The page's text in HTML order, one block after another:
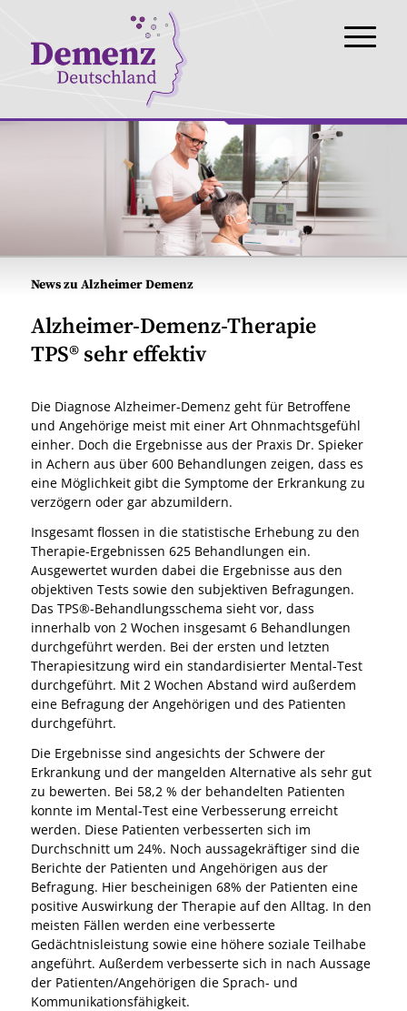
News zu Alzheimer Demenz
Alzheimer-Demenz-Therapie
TPS® sehr effektiv
Die Diagnose Alzheimer-Demenz geht für Betroffene
und Angehörige meist mit einer Art Ohnmachtsgefühl
einher. Doch die Ergebnisse aus der Praxis Dr. Spieker
in Achern aus über 600 Behandlungen zeigen, dass es
eine Möglichkeit gibt die Symptome der Erkrankung zu
verzögern oder gar abzumildern.
Insgesamt flossen in die statistische Erhebung zu den
Therapie-Ergebnissen 625 Behandlungen ein.
Ausgewertet wurden dabei die Ergebnisse aus den
objektiven Tests sowie den subjektiven Befragungen.
Das TPS®-Behandlungsschema sieht vor, dass
innerhalb von 2 Wochen insgesamt 6 Behandlungen
durchgeführt werden. Bei der ersten und letzten
Therapiesitzung wird ein standardisierter Mental-Test
durchgeführt. Mit 2 Wochen Abstand wird außerdem
eine Befragung der Angehörigen und des Patienten
durchgeführt.
Die Ergebnisse sind angesichts der Schwere der
Erkrankung und der mangelden Alternative als sehr gut
zu bewerten. Bei 58,2 % der behandelten Patienten
konnte im Mental-Test eine Verbesserung erreicht
werden. Diese Patienten verbesserten sich im
Durchschnitt um 24%. Noch aussagekräftiger sind die
Berichte der Patienten und Angehörigen aus der
Befragung. Hier bescheinigen 68% der Patienten eine
positive Auswirkung der Therapie auf den Alltag. In den
meisten Fällen werden eine verbesserte
Gedächtnisleistung sowie eine höhere soziale Teilhabe
angeführt. Außerdem verbesserte sich in nach Aussage
der Patienten/Angehörigen die Sprach- und
Kommunikationsfähigkeit.